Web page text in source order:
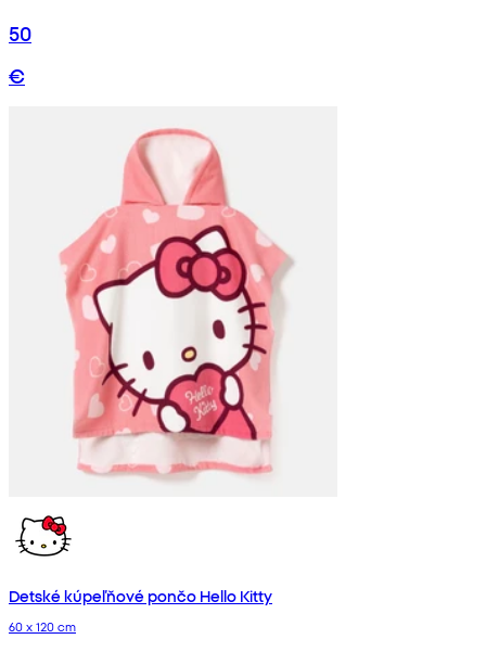
50
€
Detské kúpeľňové pončo Hello Kitty
60 x 120 cm